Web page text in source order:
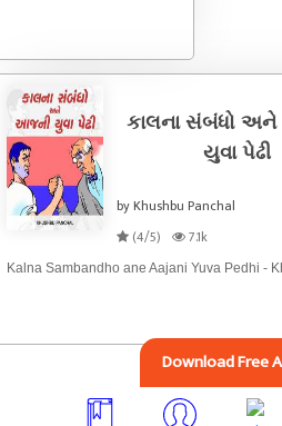
કાલના સંબંધો
યુવા પેઢી
by Khushbu Panchal
(4/5)
7.1k
Kalna Sambandho ane Aajani Yuva Pedhi -
Download Free